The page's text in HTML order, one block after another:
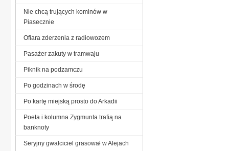
Nie chcą trujących kominów w
Piasecznie
Ofiara zderzenia z radiowozem
Pasażer zakuty w tramwaju
Piknik na podzamczu
Po godzinach w środę
Po kartę miejską prosto do Arkadii
Poeta i kolumna Zygmunta trafią na
banknoty
Seryjny gwałciciel grasował w Alejach